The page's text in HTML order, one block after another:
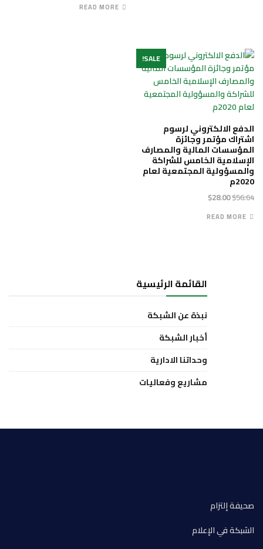
READ MORE
SALE!
الدفع الالكتروني لرسوم
اشتراك مؤتمر وجائزة
المؤسسات المالية والمصارف
الإسلامية الخامس للشراكة
والمسؤولية المجتمعية لعام
2020م
$56.64
Original
was:
$28.00
READ MORE
القائمة الرئيسية
نبذة عن الشبكة
أخبار الشبكة
وحداتنا الادارية
مشاريع وفعاليات
صحيفة إلتزام
الشبكة في الإعلام